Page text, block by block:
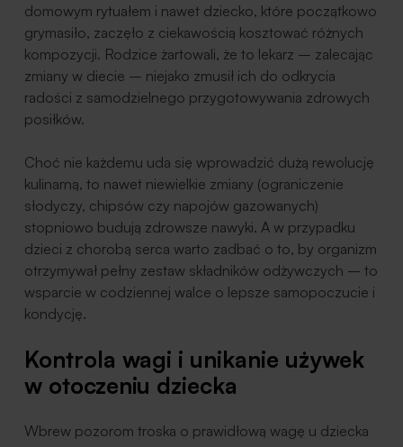
domowym rytuałem i nawet dziecko, które początkowo
grymasiło, zaczęło z ciekawością kosztować różnych
kompozycji. Rodzice żartowali, że to lekarz – zalecając
zmiany w diecie – niejako zmusił ich do odkrycia
radości z samodzielnego przygotowywania zdrowych
posiłków.
Choć nie każdemu uda się wprowadzić dużą rewolucję
kulinarną, to nawet niewielkie zmiany (ograniczenie
słodyczy, chipsów czy napojów gazowanych)
stopniowo budują zdrowsze nawyki. A w przypadku
dzieci z chorobą serca warto zadbać o to, by organizm
otrzymywał pełny zestaw składników odżywczych – to
wsparcie w codziennej walce o lepsze samopoczucie i
kondycję.
Kontrola wagi i unikanie używek
w otoczeniu dziecka
Wbrew pozorom troska o prawidłową wagę u dziecka